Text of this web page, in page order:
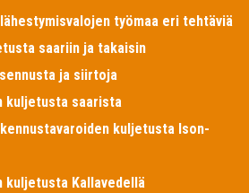
työmaa eri tehtäviä
saariin ja takaisin
ja siirtoja
kuljetusta saarista
kuljetusta Ison-
kuljetusta Kallavedellä